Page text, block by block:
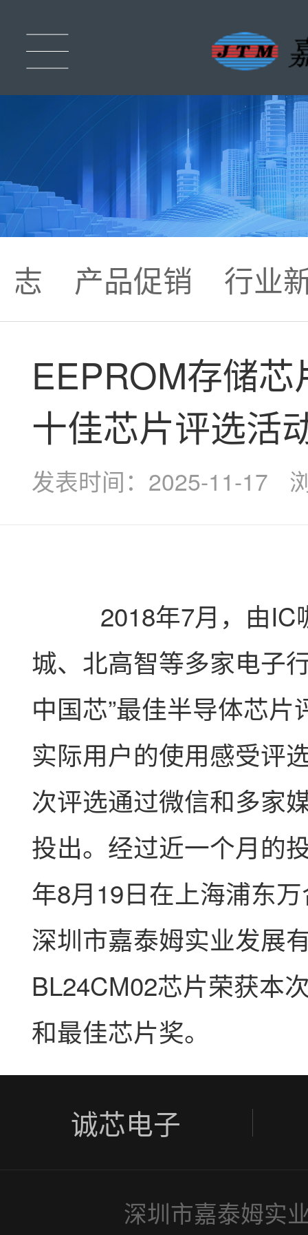
志 产品促销 行业
EEPROM存储芯
十佳芯片评选活
发表时间：2025-11-17
2018年7月，由IC咖
城、北高智等多家电子
中国芯”最佳半导体芯
实际用户的使用感受评
次评选通过微信和多家
投出。经过近一个月的
年8月19日在上海浦东
深圳市嘉泰姆实业发展
BL24CM02芯片荣获本
和最佳芯片奖。
诚芯电子
深圳市嘉泰姆实